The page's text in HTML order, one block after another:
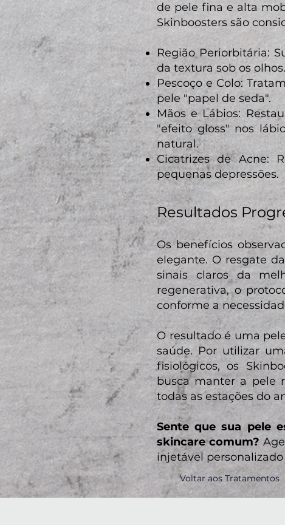
de pele fina e alta
Skinboosters são
Região Periorbitária:
da textura sob os olhos.
Pescoço e Colo:
pele "papel de seda".
Mãos e Lábios:
"efeito gloss" nos
natural.
Cicatrizes de Acne:
pequenas depressões.
Resultados
Os benefícios
elegante. O resgate
sinais claros da
regenerativa, o
conforme a
O resultado é uma
saúde. Por utilizar
fisiológicos, os
busca manter a pele
todas as estações do
Sente que sua pele
skincare comum?
injetável
Voltar aos Tratamentos